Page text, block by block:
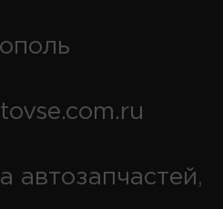
автозапчастей,